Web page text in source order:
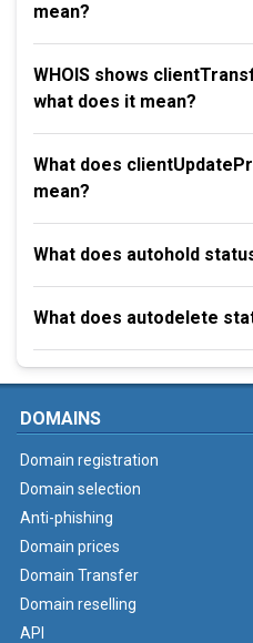
mean?
WHOIS shows
what does it mean?
What does
mean?
What does autohold
What does autodelete
DOMAINS
Domain registration
Domain selection
Anti-phishing
Domain prices
Domain Transfer
Domain reselling
API